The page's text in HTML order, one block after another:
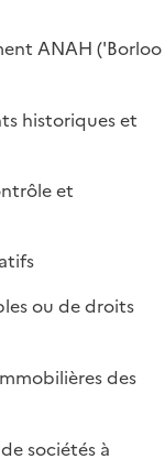
ANAH ('Borloo
historiques et
et
ou de droits
des
sociétés à